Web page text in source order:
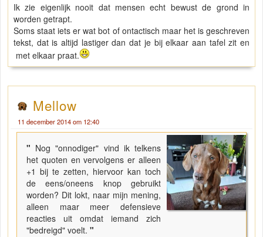
Ik zie eigenlijk nooit dat mensen echt bewust de grond in
worden getrapt.
Soms staat iets er wat bot of ontactisch maar het is geschreven
tekst, dat is altijd lastiger dan dat je bij elkaar aan tafel zit en
met elkaar praat.
Mellow
11 december 2014 om 12:40
" Nog "onnodiger" vind ik telkens
het quoten en vervolgens er alleen
+1 bij te zetten, hiervoor kan toch
de eens/oneens knop gebruikt
worden? Dit lokt, naar mijn mening,
alleen maar meer defensieve
reacties uit omdat iemand zich
"bedreigd" voelt. "